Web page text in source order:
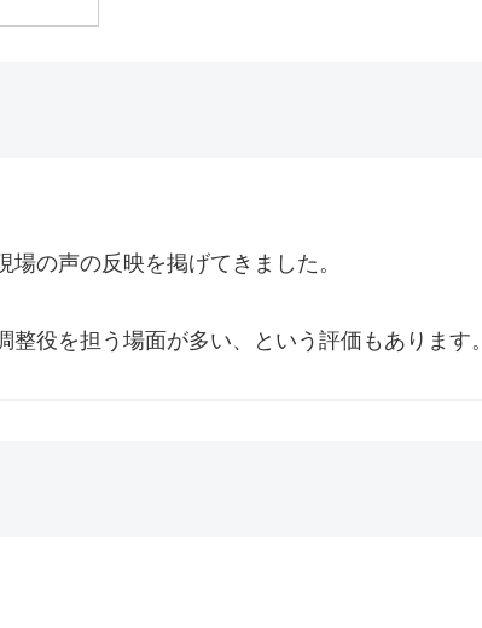
の声の反映を掲げてきました。
整役を担う場面が多い、という評価もあります。